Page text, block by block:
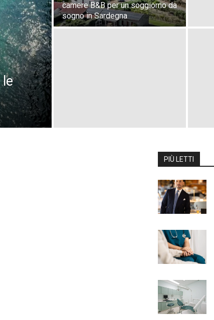
camere B&B per un soggiorno da
sogno in Sardegna
PIÙ LETTI